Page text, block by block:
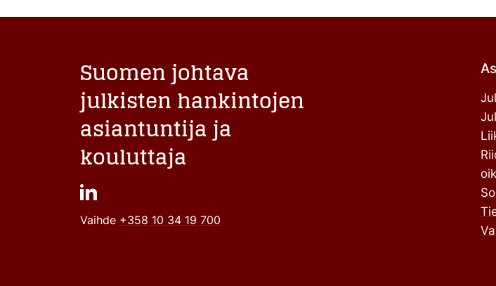
Suomen johtava
julkisten hankintojen
asiantuntija ja
kouluttaja
Vaihde +358 10 34 19 700